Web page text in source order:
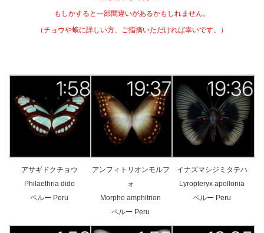
もしかすると一部間違いがあるかもしれません。
（チョウや蛾に詳しい方、ご指摘いただければ幸いです。）
アサギドクチョウ
Philaethria dido
ペルー Peru
アンフィトリオンモルフ
ォ
Morpho amphitrion
ペルー Peru
イナズマシジミタテハ
Lyropteryx apollonia
ペルー Peru